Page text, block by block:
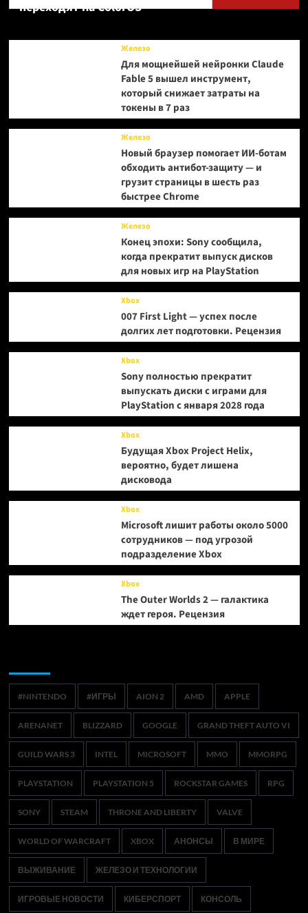
переходят на ColorOS
Железо
Для мощнейшей нейронки Claude
Fable 5 вышел инструмент,
который снижает затраты на
токены в 7 раз
Железо
Новый браузер помогает ИИ-ботам
обходить антибот-защиту — и
грузит страницы в шесть раз
быстрее Chrome
Железо
Конец эпохи: Sony сообщила,
когда прекратит выпуск дисков
для новых игр на PlayStation
Xbox
007 First Light — успех после
долгих лет подготовки. Рецензия
Xbox
Sony полностью прекратит
выпускать диски с играми для
PlayStation с января 2028 года
Xbox
Будущая Xbox Project Helix,
вероятно, будет лишена
дисковода
Xbox
Microsoft лишит работы около 5000
сотрудников — под угрозой
подразделение Xbox
Xbox
The Outer Worlds 2 — галактика
ждет героя. Рецензия
#NINTENDO #ИГРЫ AION 2 AMD APPLE
ARENANET BLIZZARD GOOGLE GRAND THEFT AUTO VI
GUILD WARS 3 INTEL MICROSOFT MMO MMORPG
PLAYSTATION PLAYSTATION 5 ROCKSTAR GAMES RPG
SONY STEAM THRONE AND LIBERTY VALVE
WORLD OF WARCRAFT XBOX АНОНСЫ В МИРЕ
ВЫЖИВАНИЕ ЖЕЛЕЗО И ТЕХНОЛОГИИ
ИГРОВЫЕ НОВОСТИ КИБЕРСПОРТ КОНСОЛЬ